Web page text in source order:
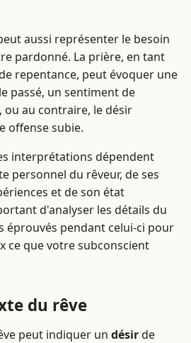
aussi représenter le besoin
pardonné. La prière, en tant
repentance, peut évoquer une
passé, un sentiment de
au contraire, le désir
offense subie.
interprétations dépendent
personnel du rêveur, de ses
et de son état
d'analyser les détails du
éprouvés pendant celui-ci pour
ce que votre subconscient
du rêve
peut indiquer un désirde